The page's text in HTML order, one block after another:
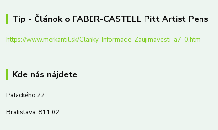
Tip - Článok o FABER-CASTELL Pitt Artist Pens
https://www.merkantil.sk/Clanky-Informacie-Zaujimavosti-a7_0.htm
Kde nás nájdete
Palackého 22
Bratislava, 811 02